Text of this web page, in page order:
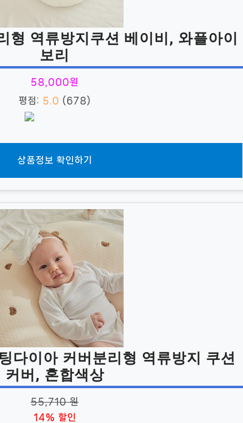
형 역류방지쿠션 베이비, 와플아이
보리
58,000원
평점: 5.0 (678)
상품정보 확인하기
다이아 커버분리형 역류방지 쿠션
커버, 혼합색상
55,710 원
14% 할인